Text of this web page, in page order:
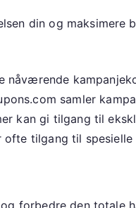
din og
nåværende
samler
kan gi tilgang til
tilgang til